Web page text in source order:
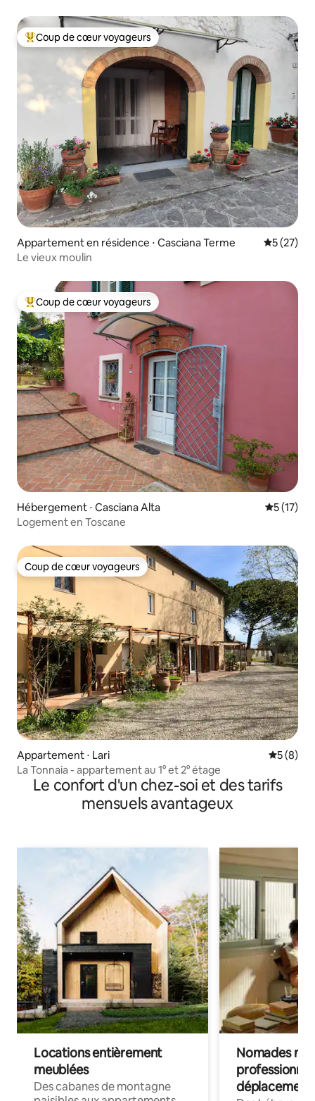
Coups de cœur voyageurs les plus appréciés
Coup de cœur voyageurs
Appartement en résidence ⋅ Casciana Terme
5 (27)
Le vieux moulin
Coups de cœur voyageurs les plus appréciés
Coup de cœur voyageurs
Hébergement ⋅ Casciana Alta
5 (17)
Logement en Toscane
Coup de cœur voyageurs
Coup de cœur voyageurs
Appartement ⋅ Lari
5 (8)
La Tonnaia - appartement au 1° et 2° étage
Le confort d'un chez-soi et des tarifs
mensuels avantageux
Locations entièrement
meublées
Des cabanes de montagne
Nomades
déplacement